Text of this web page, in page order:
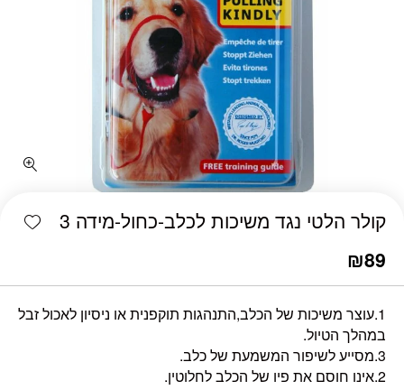
קולר הלטי נגד משיכות לכלב-כחול-מידה 3
₪89
1.עוצר משיכות של הכלב,התנהגות תוקפנית או ניסיון לאכול זבל
במהלך הטיול.
3.מסייע לשיפור המשמעת של כלב.
2.אינו חוסם את פיו של הכלב לחלוטין.